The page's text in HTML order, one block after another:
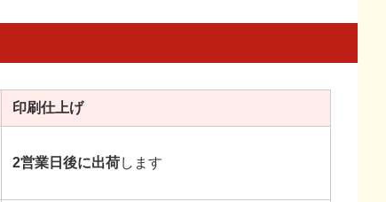
印刷仕上げ
2営業日後に出荷します